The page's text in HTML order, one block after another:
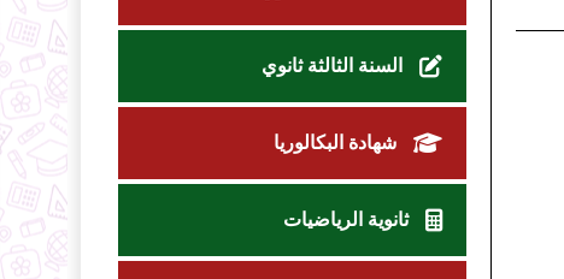
السنة الثالثة ثانوي
شهادة البكالوريا
ثانوية الرياضيات